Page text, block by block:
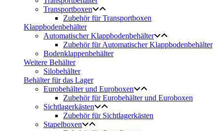
Transportboxen
Zubehör für Transportboxen
Klappbodenbehälter
Automatischer Klappbodenbehälter
Zubehör für Automatischer Klappbodenbehälter
Bodenklappenbehälter
Weitere Behälter
Silobehälter
Behälter für das Lager
Eurobehälter und Euroboxen
Zubehör für Eurobehälter und Euroboxen
Sichtlagerkästen
Zubehör für Sichtlagerkästen
Stapelboxen